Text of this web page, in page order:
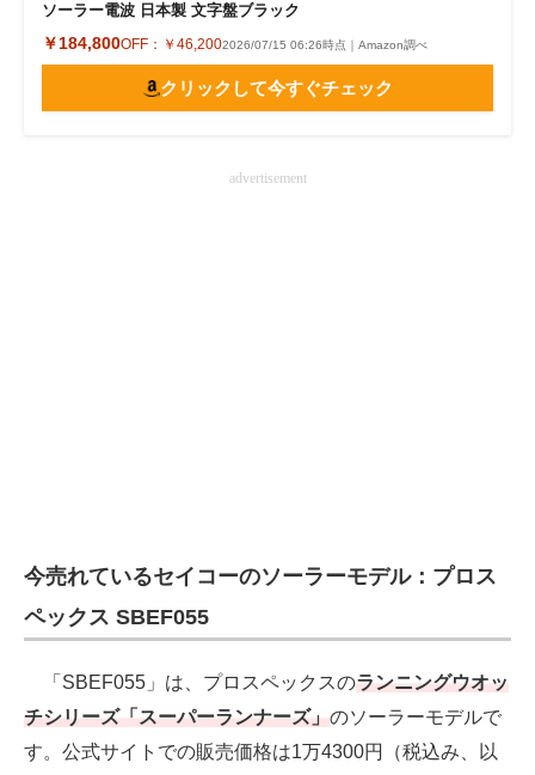
ソーラー電波 日本製 文字盤ブラック
￥184,800OFF： ￥46,2002026/07/15 06:26時点｜Amazon調べ
クリックして今すぐチェック
advertisement
今売れているセイコーのソーラーモデル：プロス
ペックス SBEF055
「SBEF055」は、プロスペックスのランニングウオッ
チシリーズ「スーパーランナーズ」のソーラーモデルで
す。公式サイトでの販売価格は1万4300円（税込み、以